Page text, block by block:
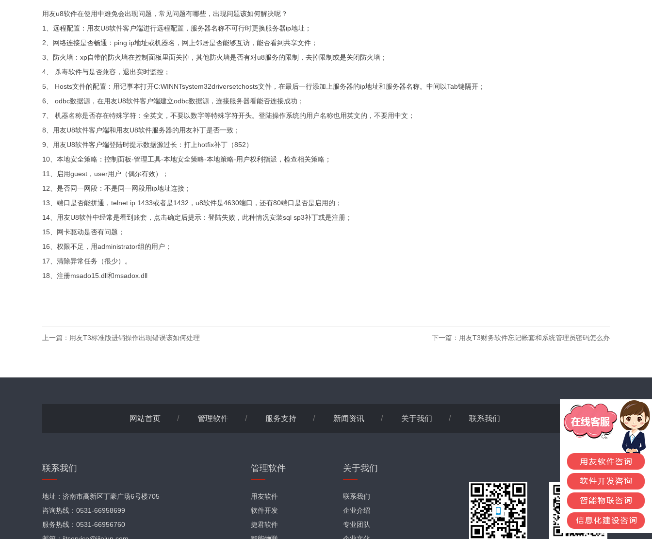
用友u8软件在使用中难免会出现问题，常见问题有哪些，出现问题该如何解决呢？
1、远程配置：用友U8软件客户端进行远程配置，服务器名称不可行时更换服务器ip地址；
2、网络连接是否畅通：ping ip地址或机器名，网上邻居是否能够互访，能否看到共享文件；
3、防火墙：xp自带的防火墙在控制面板里面关掉，其他防火墙是否有对u8服务的限制，去掉限制或是关闭防火墙；
4、 杀毒软件与是否兼容，退出实时监控；
5、 Hosts文件的配置：用记事本打开C:WINNTsystem32driversetchosts文件，在最后一行添加上服务器的ip地址和服务器名称。中间以Tab键隔开；
6、 odbc数据源，在用友U8软件客户端建立odbc数据源，连接服务器看能否连接成功；
7、 机器名称是否存在特殊字符：全英文，不要以数字等特殊字符开头。登陆操作系统的用户名称也用英文的，不要用中文；
8、用友U8软件客户端和用友U8软件服务器的用友补丁是否一致；
9、用友U8软件客户端登陆时提示数据源过长：打上hotfix补丁（852）
10、本地安全策略：控制面板-管理工具-本地安全策略-本地策略-用户权利指派，检查相关策略；
11、启用guest，user用户（偶尔有效）；
12、是否同一网段：不是同一网段用ip地址连接；
13、端口是否能拼通，telnet ip 1433或者是1432，u8软件是4630端口，还有80端口是否是启用的；
14、用友U8软件中经常是看到账套，点击确定后提示：登陆失败，此种情况安装sql sp3补丁或是注册；
15、网卡驱动是否有问题；
16、权限不足，用administrator组的用户；
17、清除异常任务（很少）。
18、注册msado15.dll和msadox.dll
上一篇： 用友T3标准版进销操作出现错误该如何处理 下一篇： 用友T3财务软件忘记帐套和系统管理员密码怎么办
网站首页 / 管理软件 / 服务支持 / 新闻资讯 / 关于我们 / 联系我们
联系我们
地址：济南市高新区丁豪广场6号楼705
咨询热线：0531-66958699
服务热线：0531-66956760
管理软件
用友软件
软件开发
捷君软件
关于我们
联系我们
企业介绍
专业团队